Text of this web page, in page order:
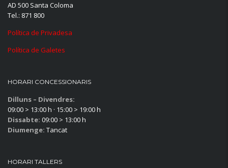
AD 500 Santa Coloma
Tel.: 871 800
Política de Privadesa
Política de Galetes
HORARI CONCESSIONARIS
Dilluns – Divendres:
09:00 > 13:00 h · 15:00 > 19:00 h
Dissabte: 09:00 > 13:00 h
Diumenge: Tancat
HORARI TALLERS